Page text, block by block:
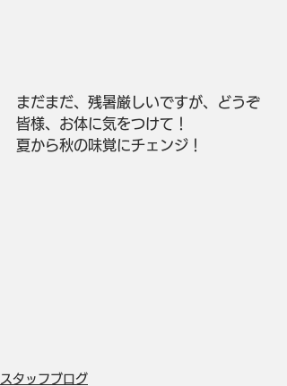
まだまだ、残暑厳しいですが、どうぞ
皆様、お体に気をつけて！
夏から秋の味覚にチェンジ！
スタッフブログ